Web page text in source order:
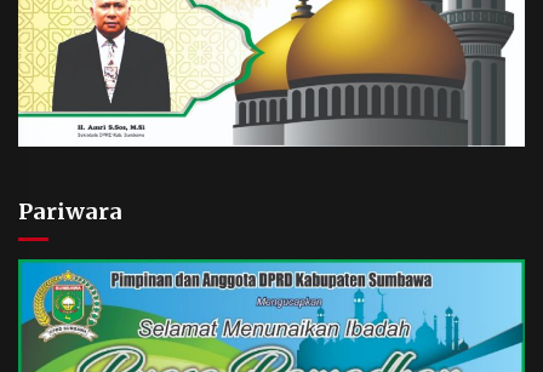
Pariwara